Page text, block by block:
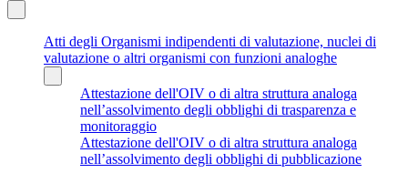
Atti degli Organismi indipendenti di valutazione, nuclei di
valutazione o altri organismi con funzioni analoghe
Attestazione dell'OIV o di altra struttura analoga
nell’assolvimento degli obblighi di trasparenza e
monitoraggio
Attestazione dell'OIV o di altra struttura analoga
nell’assolvimento degli obblighi di pubblicazione